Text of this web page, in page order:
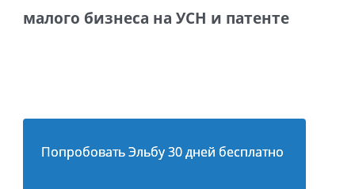
малого бизнеса на УСН и патенте
Попробовать Эльбу 30 дней бесплатно